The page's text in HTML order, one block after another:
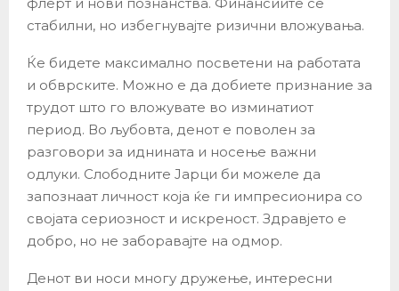
стабилни, но избегнувајте ризични вложувања.
Ќе бидете максимално посветени на работата
и обврските. Можно е да добиете признание за
трудот што го вложувате во изминатиот
период. Во љубовта, денот е поволен за
разговори за иднината и носење важни
одлуки. Слободните Јарци би можеле да
запознаат личност која ќе ги импресионира со
својата сериозност и искреност. Здравјето е
добро, но не заборавајте на одмор.
Денот ви носи многу дружење, интересни